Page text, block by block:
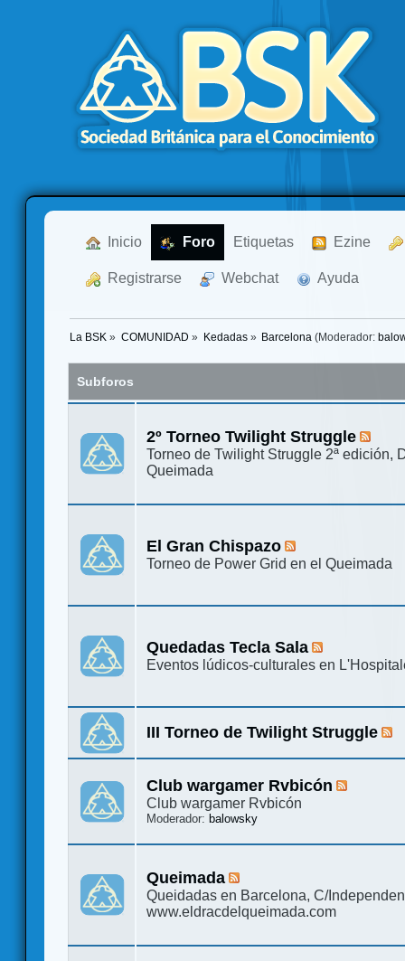
Inicio Foro Etiquetas Ezine
Registrarse Webchat Ayuda
La BSK » COMUNIDAD » Kedadas» Barcelona (Moderador:
Subforos
2º Torneo Twilight Struggle
Torneo de Twilight Struggle 2ª edición,
Queimada
El Gran Chispazo
Torneo de Power Grid en el Queimada
Quedadas Tecla Sala
Eventos lúdicos-culturales en
III Torneo de Twilight Struggle
Club wargamer Rvbicón
Club wargamer Rvbicón
Moderador:balowsky
Queimada
Queidadas en Barcelona, C/
www.eldracdelqueimada.com